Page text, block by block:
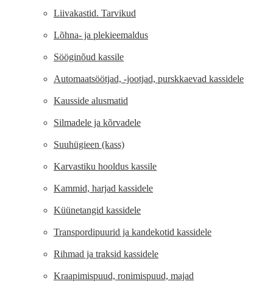
Liivakastid. Tarvikud
Lõhna- ja plekieemaldus
Sööginõud kassile
Automaatsöötjad, -jootjad, purskkaevad kassidele
Kausside alusmatid
Silmadele ja kõrvadele
Suuhügieen (kass)
Karvastiku hooldus kassile
Kammid, harjad kassidele
Küünetangid kassidele
Transpordipuurid ja kandekotid kassidele
Rihmad ja traksid kassidele
Kraapimispuud, ronimispuud, majad